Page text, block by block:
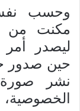
وحسب نفس
مكنت من
ليصدر أمر
حين صدور
نشر صورة